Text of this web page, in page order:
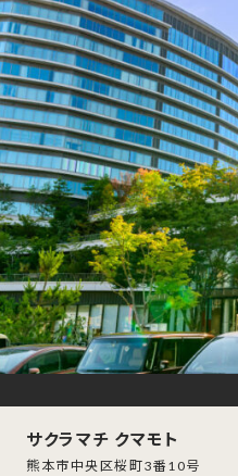
サクラマチ クマモト
熊本市中央区桜町3番10号